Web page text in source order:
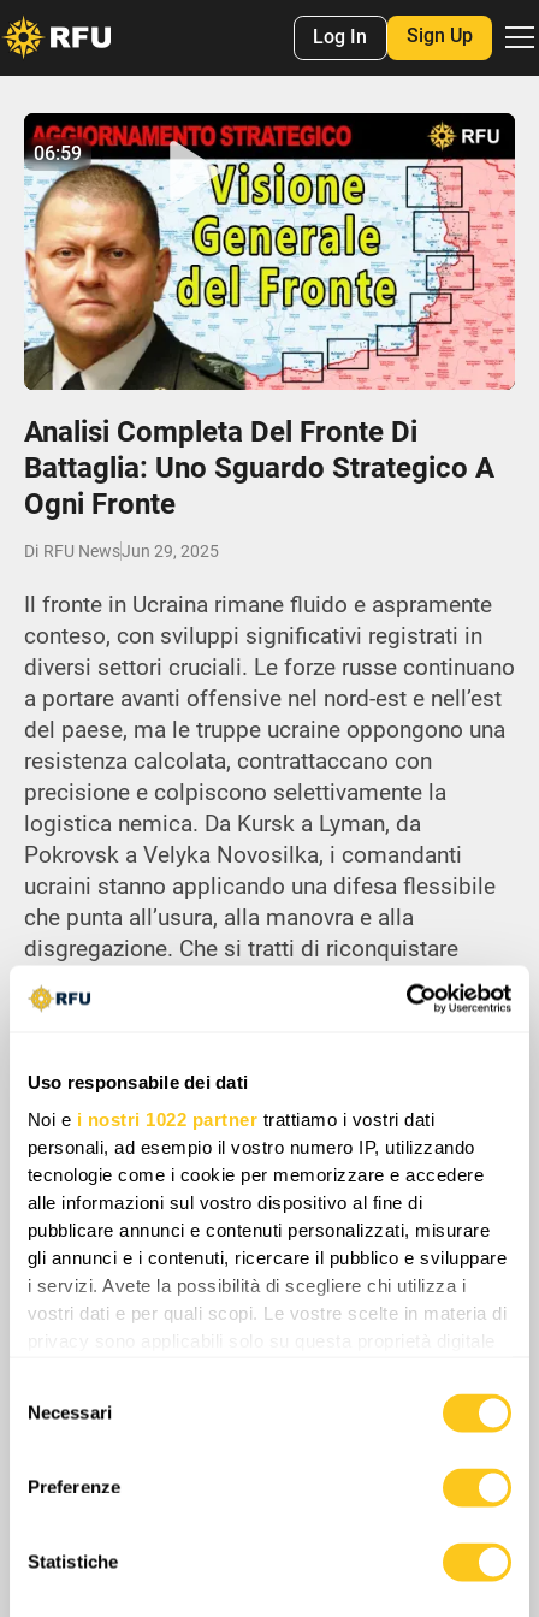
Uso responsabile dei dati
Noi e i nostri 1022 partner trattiamo i vostri dati
personali, ad esempio il vostro numero IP, utilizzando
tecnologie come i cookie per memorizzare e accedere
alle informazioni sul vostro dispositivo al fine di
pubblicare annunci e contenuti personalizzati, misurare
gli annunci e i contenuti, ricercare il pubblico e sviluppare
i servizi. Avete la possibilità di scegliere chi utilizza i
vostri dati e per quali scopi. Le vostre scelte in materia di
privacy sono applicabili solo su questa proprietà digitale
modificare o revocare il proprio consenso in qualsiasi
momento dalla Dichiarazione sui cookie o facendo clic
geografica, con un'approssimazione di qualche
delNecessari
Preferenze
Statistiche
Log In Sign Up
Play
06:59
Mute Settings
Enter
No items found.
06:59
Analisi Completa Del Fronte Di
Battaglia: Uno Sguardo Strategico A
Ogni Fronte
Di RFU NewsJun 29, 2025
Il fronte in Ucraina rimane fluido e aspramente
conteso, con sviluppi significativi registrati in
diversi settori cruciali. Le forze russe continuano
a portare avanti offensive nel nord-est e nell’est
del paese, ma le truppe ucraine oppongono una
resistenza calcolata, contrattaccano con
precisione e colpiscono selettivamente la
logistica nemica. Da Kursk a Lyman, da
Pokrovsk a Velyka Novosilka, i comandanti
ucraini stanno applicando una difesa flessibile
che punta all’usura, alla manovra e alla
disgregazione. Che si tratti di riconquistare
terreno, rallentare gli assalti con droni e
artiglieria o colpire in profondità nei territori
alla Russia un prezzo altissimo per ogni
panoramica dettagliata degli aggiornamenti più
importanti che stanno plasmando la fase attuale
della guerra.
Share